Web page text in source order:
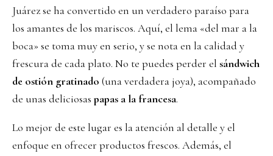
Juárez se ha convertido en un verdadero paraíso para
los amantes de los mariscos. Aquí, el lema «del mar a la
boca» se toma muy en serio, y se nota en la calidad y
frescura de cada plato. No te puedes perder el sándwich
de ostión gratinado (una verdadera joya), acompañado
de unas deliciosaspapas a la francesa.
Lo mejor de este lugar es la atención al detalle y el
enfoque en ofrecer productos frescos. Además, el